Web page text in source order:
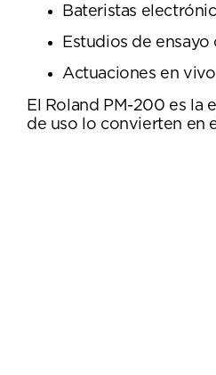
Bateristas
Estudios de
Actuaciones en
El Roland PM-200 es la
de uso lo convierten en